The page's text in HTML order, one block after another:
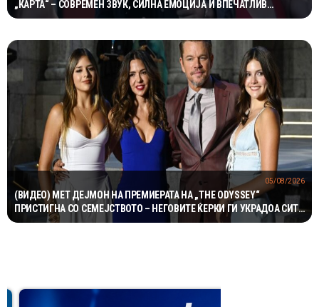
„КАРТА“ – СОВРЕМЕН ЗВУК, СИЛНА ЕМОЦИЈА И ВПЕЧАТЛИВ
ВИДЕОСПОТ
(ВИДЕО) МЕТ ДЕЈМОН НА ПРЕМИЕРАТА НА „THE ODYSSEY“
ПРИСТИГНА СО СЕМЕЈСТВОТО – НЕГОВИТЕ ЌЕРКИ ГИ УКРАДОА СИТЕ
ПОГЛЕДИ
05/08/2026